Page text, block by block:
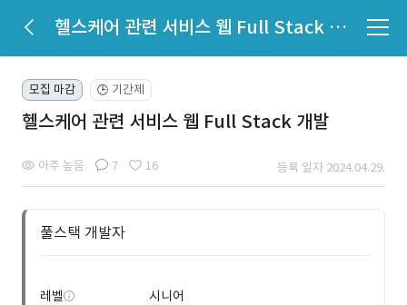
헬스케어 관련 서비스 웹 Full Stack 개발
모집 마감 🕒 기간제
헬스케어 관련 서비스 웹 Full Stack 개발
아주 높음 7 16 등록 일자 2024.04.29.
풀스택 개발자
레벨
시니어